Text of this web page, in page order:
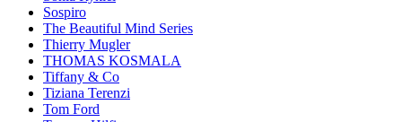
Sospiro
The Beautiful Mind Series
Thierry Mugler
THOMAS KOSMALA
Tiffany & Co
Tiziana Terenzi
Tom Ford